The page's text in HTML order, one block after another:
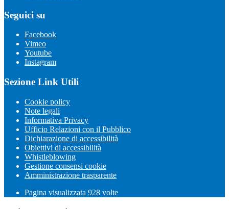
Seguici su
Facebook
Vimeo
Youtube
Instagram
Sezione Link Utili
Cookie policy
Note legali
Informativa Privacy
Ufficio Relazioni con il Pubblico
Dichiarazione di accessibilità
Obiettivi di accessibilità
Whistleblowing
Gestione consensi cookie
Amministrazione trasparente
Pagina visualizzata 928 volte